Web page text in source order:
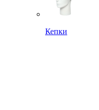
Кепки